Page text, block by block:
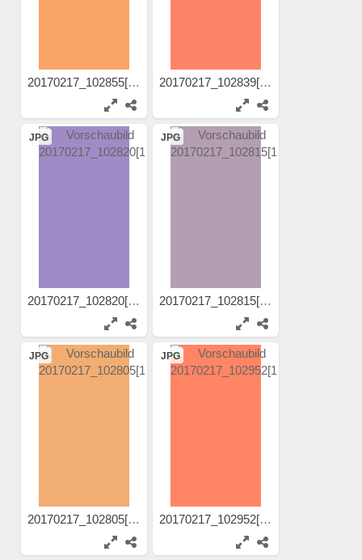
20170217_102855[1] 20170217_102839[1]
JPG
20170217_102820[1]
JPG
20170217_102815[1]
JPG
20170217_102805[1]
JPG
20170217_102952[1]